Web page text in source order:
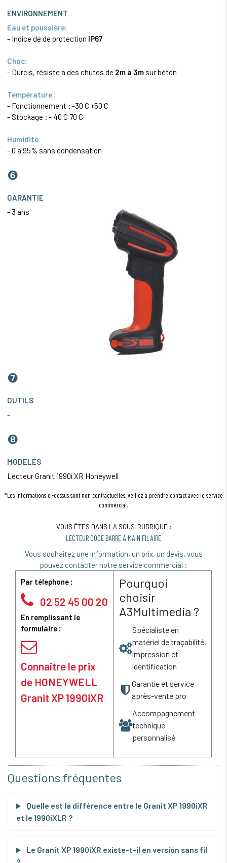
ENVIRONNEMENT
Eau et poussière:
- Indice de de protection IP67
Choc:
- Durcis, résiste à des chutes de 2m à 3m sur béton
Température :
- Fonctionnement : -30 C +50 C
- Stockage : - 40 C 70 C
Humidité
- 0 à 95% sans condensation
❻
GARANTIE
- 3 ans
❼
OUTILS
-
❽
MODELES
Lecteur Granit 1990i XR Honeywell
*Les informations ci-dessus sont non contractuelles, veillez à prendre contact avec le service
commercial.
VOUS ÊTES DANS LA SOUS-RUBRIQUE :
LECTEUR CODE BARRE À MAIN FILAIRE
Vous souhaitez une information, un prix, un devis, vous
pouvez contacter notre service commercial :
Par télephone :
02 52 45 00 20
En remplissant le
formulaire :
Connaître le prix
de HONEYWELL
Granit XP 1990iXR
Pourquoi
choisir
A3Multimedia ?
Spécialiste en
matériel de traçabilité,
impression et
identification
Garantie et service
après-vente pro
Accompagnement
technique
personnalisé
Questions fréquentes
Quelle est la différence entre le Granit XP 1990iXR
et le 1990iXLR ?
Le Granit XP 1990iXR existe-t-il en version sans fil